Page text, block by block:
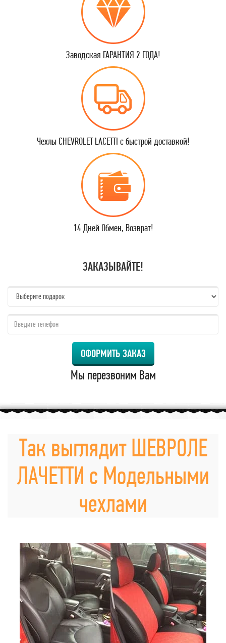
Заводская ГАРАНТИЯ 2 ГОДА!
Чехлы CHEVROLET LACETTI с быстрой доставкой!
14 Дней Обмен, Возврат!
ЗАКАЗЫВАЙТЕ!
ОФОРМИТЬ ЗАКАЗ
Мы перезвоним Вам
Так выглядит ШЕВРОЛЕ
ЛАЧЕТТИ с Модельными
чехлами